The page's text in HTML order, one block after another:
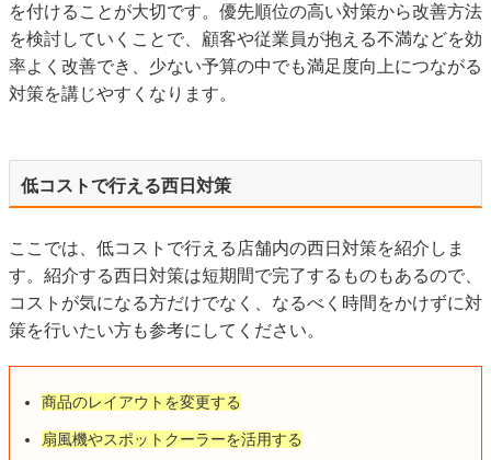
を付けることが大切です。優先順位の高い対策から改善方法
を検討していくことで、顧客や従業員が抱える不満などを効
率よく改善でき、少ない予算の中でも満足度向上につながる
対策を講じやすくなります。
低コストで行える西日対策
ここでは、低コストで行える店舗内の西日対策を紹介しま
す。紹介する西日対策は短期間で完了するものもあるので、
コストが気になる方だけでなく、なるべく時間をかけずに対
策を行いたい方も参考にしてください。
商品のレイアウトを変更する
扇風機やスポットクーラーを活用する